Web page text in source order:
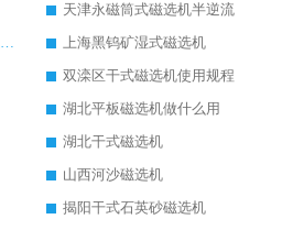
天津永磁筒式磁选机半逆流
北京XCTN永磁筒式磁选机磁块位置
上海黑钨矿湿式磁选机
双滦区干式磁选机使用规程
湖北平板磁选机做什么用
湖北干式磁选机
山西河沙磁选机
揭阳干式石英砂磁选机